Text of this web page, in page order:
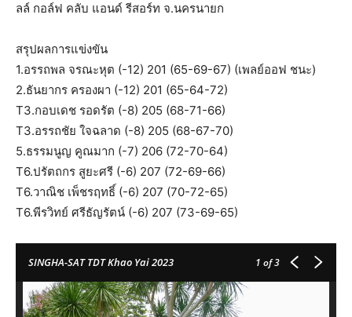
ลล์ กอล์ฟ คลับ แอนด์ รีสอร์ท จ.นครนายก
สรุปผลการแข่งขัน
1.อรรถพล จรณะหุต (-12) 201 (65-69-67) (เพลย์ออฟ ชนะ)
2.ธันยากร ครองผา (-12) 201 (65-64-72)
T3.กอบเดช รอดรัต (-8) 205 (68-71-66)
T3.อรรถชัย ใจฉลาด (-8) 205 (68-67-70)
5.ธรรมนูญ คูณมาก (-7) 206 (72-70-64)
T6.ปรัตถกร สูยะศรี (-6) 207 (72-69-66)
T6.วาณิช เพ็ชรฤทธิ์ (-6) 207 (70-72-65)
T6.พีรวิทย์ ศรีธัญรัตน์ (-6) 207 (73-69-65)
SINGHA-SAT TDT Khao Yai 2023 1 of 3